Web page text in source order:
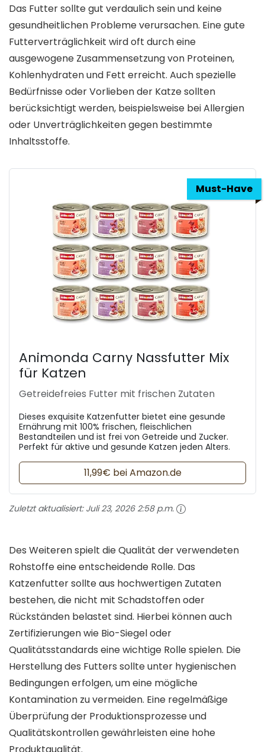
Das Futter sollte gut verdaulich sein und keine
gesundheitlichen Probleme verursachen. Eine gute
Futterverträglichkeit wird oft durch eine
ausgewogene Zusammensetzung von Proteinen,
Kohlenhydraten und Fett erreicht. Auch spezielle
Bedürfnisse oder Vorlieben der Katze sollten
berücksichtigt werden, beispielsweise bei Allergien
oder Unverträglichkeiten gegen bestimmte
Inhaltsstoffe.
Must-Have
Animonda Carny Nassfutter Mix
für Katzen
Getreidefreies Futter mit frischen Zutaten
Dieses exquisite Katzenfutter bietet eine gesunde
Ernährung mit 100% frischen, fleischlichen
Bestandteilen und ist frei von Getreide und Zucker.
Perfekt für aktive und gesunde Katzen jeden Alters.
11,99€ bei Amazon.de
Zuletzt aktualisiert: Juli 23, 2026 2:58 p.m.
Des Weiteren spielt die Qualität der verwendeten
Rohstoffe eine entscheidende Rolle. Das
Katzenfutter sollte aus hochwertigen Zutaten
bestehen, die nicht mit Schadstoffen oder
Rückständen belastet sind. Hierbei können auch
Zertifizierungen wie Bio-Siegel oder
Qualitätsstandards eine wichtige Rolle spielen. Die
Herstellung des Futters sollte unter hygienischen
Bedingungen erfolgen, um eine mögliche
Kontamination zu vermeiden. Eine regelmäßige
Überprüfung der Produktionsprozesse und
Qualitätskontrollen gewährleisten eine hohe